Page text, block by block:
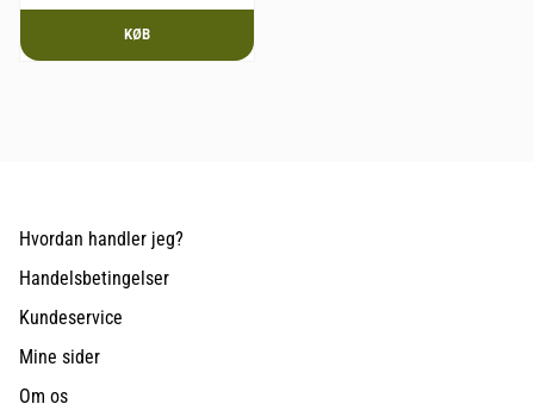
KØB
Hvordan handler jeg?
Handelsbetingelser
Kundeservice
Mine sider
Om os